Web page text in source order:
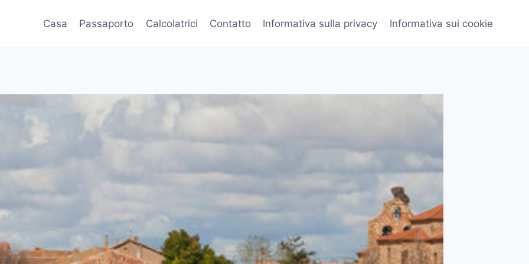
Casa Passaporto Calcolatrici Contatto Informativa sulla privacy Informativa sui cookie